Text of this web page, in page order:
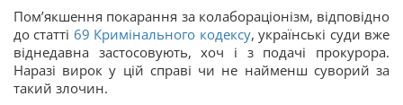
Помʼякшення покарання за колабораціонізм, відповідно
до статті 69 Кримінального кодексу, українські суди вже
віднедавна застосовують, хоч і з подачі прокурора.
Наразі вирок у цій справі чи не найменш суворий за
такий злочин.